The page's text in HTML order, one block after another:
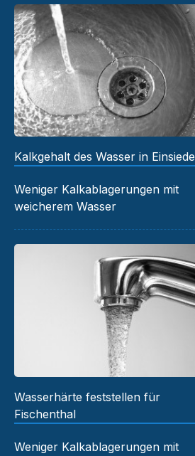
Kalkgehalt des Wasser in
Weniger Kalkablagerungen mit
weicherem Wasser
Wasserhärte feststellen für
Fischenthal
Weniger Kalkablagerungen mit